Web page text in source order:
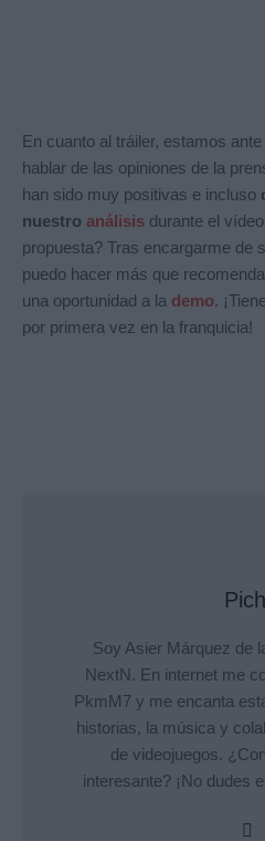
En cuanto al tráiler, estamos
hablar de las opiniones de la
han sido muy positivas e incluso
nuestro análisis durante el
propuesta? Tras encargarme de
puedo hacer más que
una oportunidad a la demo.
por primera vez en la franquicia!
Soy Asier Márquez de
NextN. En internet me
PkmM7 y me encanta
historias, la música y
de videojuegos.
interesante? ¡No dudes